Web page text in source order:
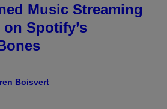
Music Streaming
Spotify’s
Boisvert